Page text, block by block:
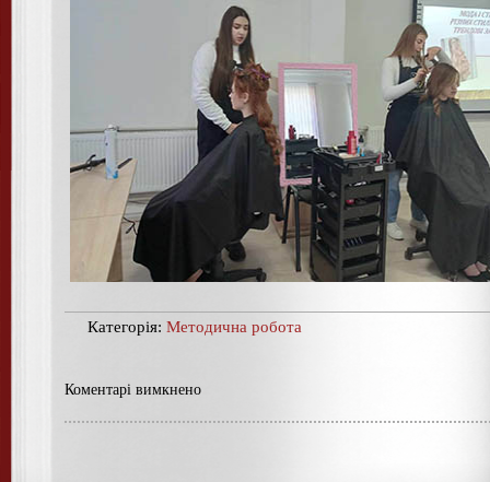
Категорія: Методична робота
Коментарі вимкнено